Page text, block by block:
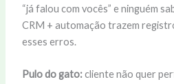
“já falou com vocês” e ninguém
CRM + automação trazem
esses erros.
Pulo do gato:cliente não quer